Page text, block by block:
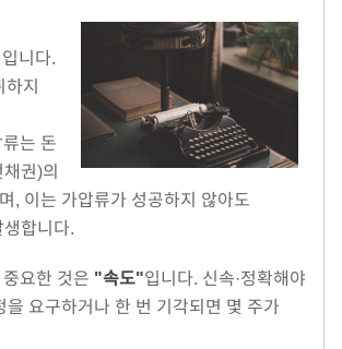
니다.
지
는 돈
권)의
, 이는 가압류가 성공하지 않아도
생합니다.
요한 것은 "속도"입니다. 신속·정확해야
요구하거나 한 번 기각되면 몇 주가